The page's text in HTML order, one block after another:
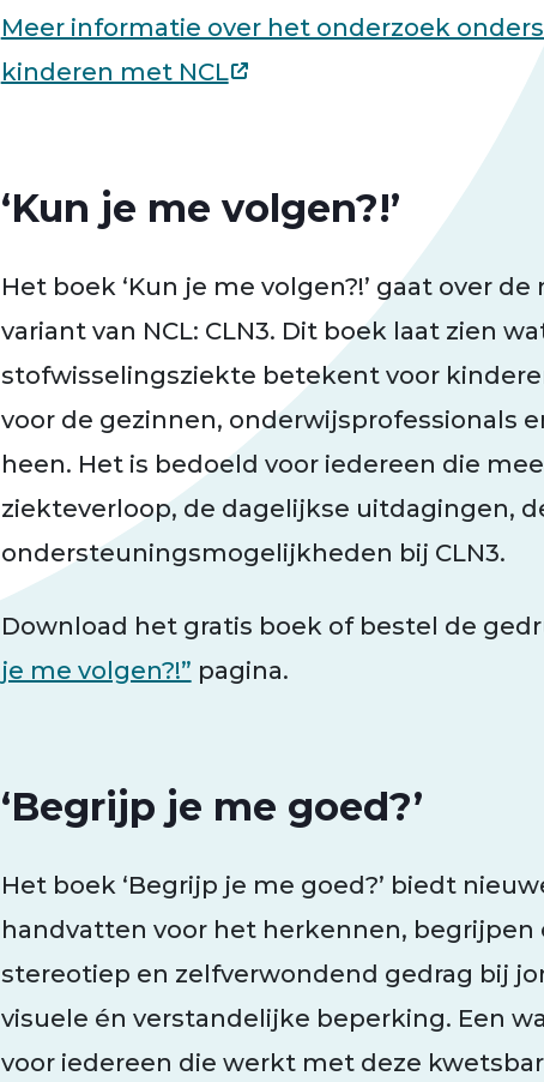
Meer informatie over het onderzoek
kinderen met NCL
‘Kun je me volgen?!’
Het boek ‘Kun je me volgen?!’ gaat over
variant van NCL: CLN3. Dit boek laat zien
stofwisselingsziekte betekent voor
voor de gezinnen, onderwijsprofessionals
heen. Het is bedoeld voor iedereen die
ziekteverloop, de dagelijkse uitdagingen,
ondersteuningsmogelijkheden bij CLN3.
Download het gratis boek of bestel de
je me volgen?!” pagina.
‘Begrijp je me goed?’
Het boek ‘Begrijp je me goed?’ biedt
handvatten voor het herkennen, begrijpen
stereotiep en zelfverwondend gedrag bij
visuele én verstandelijke beperking. Een
voor iedereen die werkt met deze